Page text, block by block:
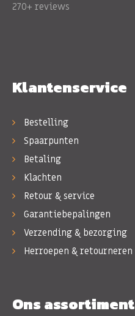
270+ reviews
Klantenservice
Bestelling
Spaarpunten
Betaling
Klachten
Retour & service
Garantiebepalingen
Verzending & bezorging
Herroepen & retourneren
Ons assortiment